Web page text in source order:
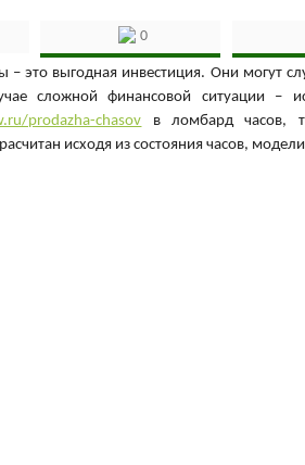
0
– это выгодная инвестиция. Они могут
сложной финансовой ситуации –
prodazha-chasov в ломбард часов,
исходя из состояния часов,